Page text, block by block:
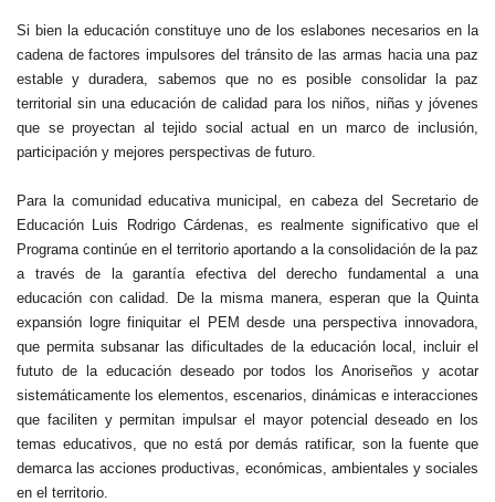
Si bien la educación constituye uno de los eslabones necesarios en la
cadena de factores impulsores del tránsito de las armas hacia una paz
estable y duradera, sabemos que no es posible consolidar la paz
territorial sin una educación de calidad para los niños, niñas y jóvenes
que se proyectan al tejido social actual en un marco de inclusión,
participación y mejores perspectivas de futuro.
Para la comunidad educativa municipal, en cabeza del Secretario de
Educación Luis Rodrigo Cárdenas, es realmente significativo que el
Programa continúe en el territorio aportando a la consolidación de la paz
a través de la garantía efectiva del derecho fundamental a una
educación con calidad. De la misma manera, esperan que la Quinta
expansión logre finiquitar el PEM desde una perspectiva innovadora,
que permita subsanar las dificultades de la educación local, incluir el
fututo de la educación deseado por todos los Anoriseños y acotar
sistemáticamente los elementos, escenarios, dinámicas e interacciones
que faciliten y permitan impulsar el mayor potencial deseado en los
temas educativos, que no está por demás ratificar, son la fuente que
demarca las acciones productivas, económicas, ambientales y sociales
en el territorio.